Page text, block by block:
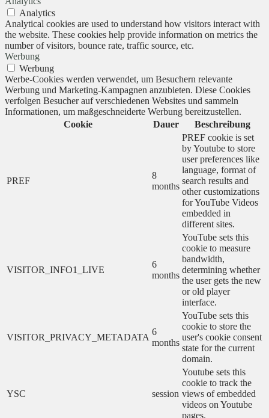
Analytics
Analytical cookies are used to understand how visitors interact with
the website. These cookies help provide information on metrics the
number of visitors, bounce rate, traffic source, etc.
Werbung
Werbung
Werbe-Cookies werden verwendet, um Besuchern relevante
Werbung und Marketing-Kampagnen anzubieten. Diese Cookies
verfolgen Besucher auf verschiedenen Websites und sammeln
Informationen, um maßgeschneiderte Werbung bereitzustellen.
Cookie
Dauer Beschreibung
PREF
8
months
PREF cookie is set
by Youtube to store
user preferences like
language, format of
search results and
other customizations
for YouTube Videos
embedded in
different sites.
VISITOR_INFO1_LIVE
6
months
YouTube sets this
cookie to measure
bandwidth,
determining whether
the user gets the new
or old player
interface.
VISITOR_PRIVACY_METADATA
6
months
YouTube sets this
cookie to store the
user's cookie consent
state for the current
domain.
YSC session
Youtube sets this
cookie to track the
views of embedded
videos on Youtube
pages.